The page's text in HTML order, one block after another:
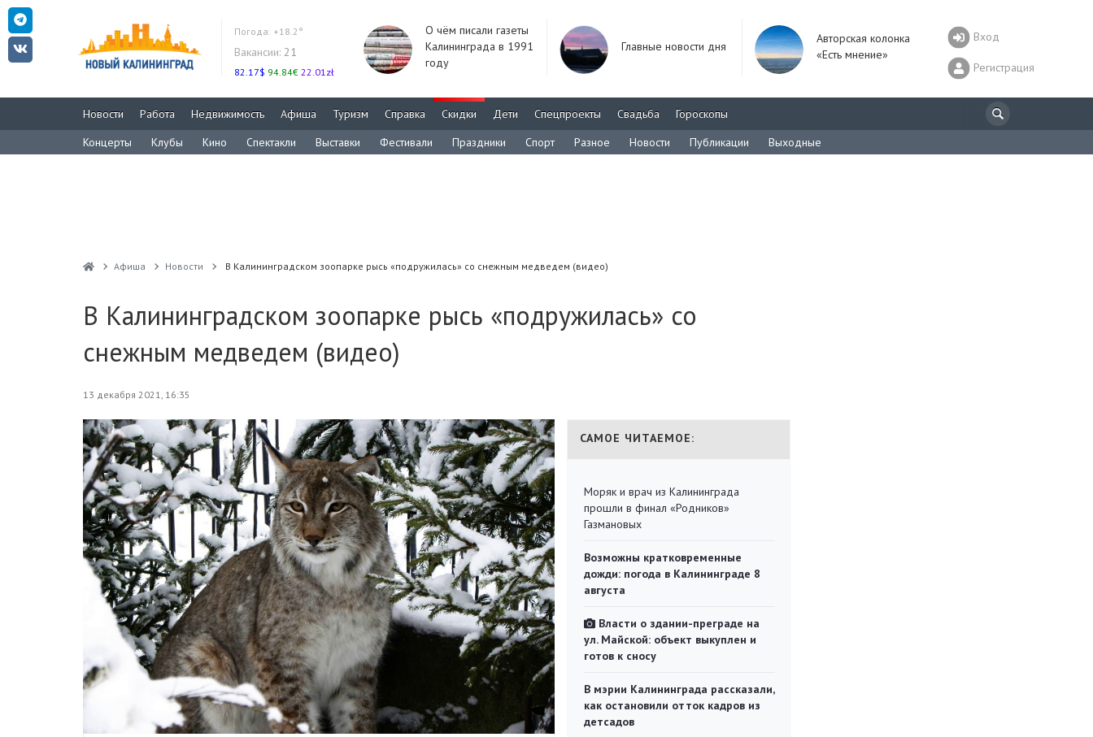
Погода: +18.2°
Вакансии: 21
82.17$ 94.84€ 22.01zł
О чём писали газеты
Калининграда в 1991
году
Главные новости дня
Авторская колонка
«Есть мнение»
Вход
Регистрация
Новости Работа Недвижимость Афиша Туризм Справка Скидки Дети Спецпроекты Свадьба
Гороскопы
Концерты
Клубы Кино Спектакли Выставки Фестивали Праздники Спорт Разное Новости Публикации Выходные
Афиша Новости В Калининградском зоопарке рысь «подружилась» со снежным медведем (видео)
В Калининградском зоопарке рысь «подружилась» со
снежным медведем (видео)
13 декабря 2021, 16:35
САМОЕ ЧИТАЕМОЕ:
Моряк и врач из Калининграда
прошли в финал «Родников»
Газмановых
Возможны кратковременные
дожди: погода в Калининграде 8
августа
Власти о здании-преграде на
ул. Майской: объект выкуплен и
готов к сносу
В мэрии Калининграда рассказали,
как остановили отток кадров из
детсадов